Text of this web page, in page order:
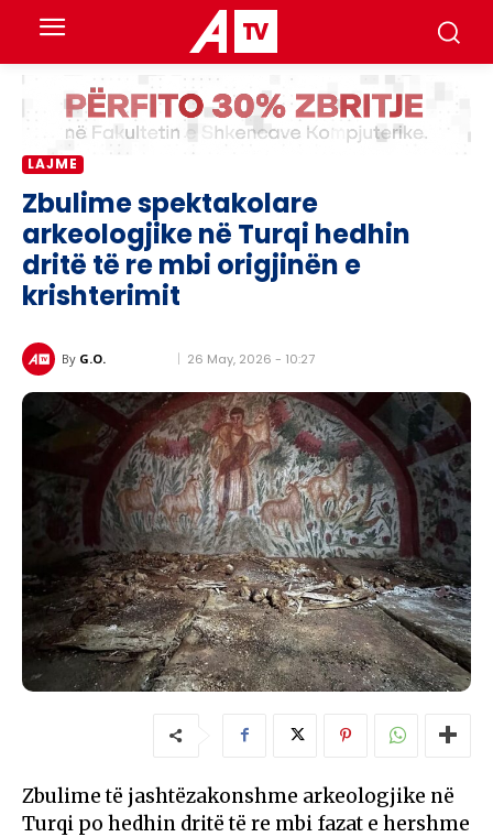
LAJME
Zbulime spektakolare
arkeologjike në Turqi hedhin
dritë të re mbi origjinën e
krishterimit
By G.O. 26 May, 2026 - 10:27
Zbulime të jashtëzakonshme arkeologjike në
Turqi po hedhin dritë të re mbi fazat e hershme